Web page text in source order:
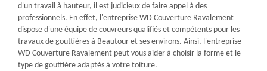
d'un travail à hauteur, il est judicieux de faire appel à des
professionnels. En effet, l'entreprise WD Couverture Ravalement
dispose d'une équipe de couvreurs qualifiés et compétents pour les
travaux de gouttières à Beautour et ses environs. Ainsi, l'entreprise
WD Couverture Ravalement peut vous aider à choisir la forme et le
type de gouttière adaptés à votre toiture.